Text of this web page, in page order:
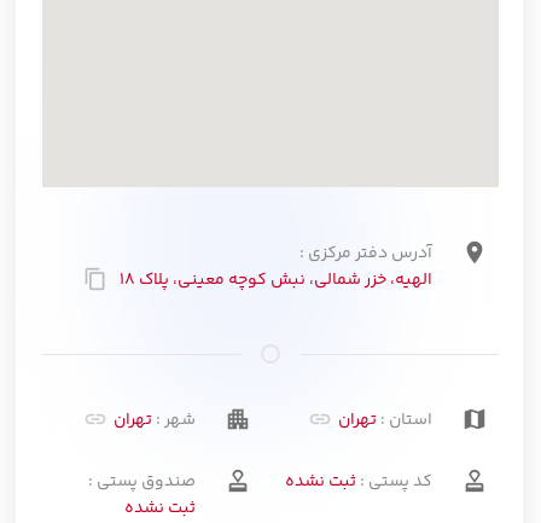
location_on
آدرس دفتر مرکزی :
الهیه، خزر شمالی، نبش کوچه معینی، پلاک 18
content_copy
map استان :تهران apartment شهر :تهران
approval کد پستی :ثبت نشده approval
صندوق پستی :
ثبت نشده